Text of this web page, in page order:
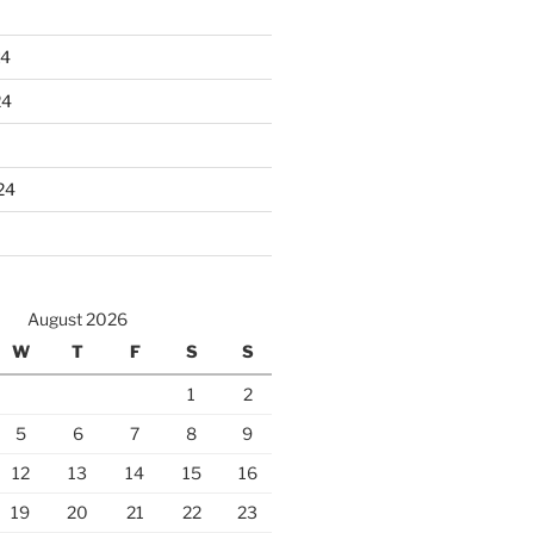
August 2026
W T F S S
1
2
5 6 7 8
9
12 13 14 15
16
19 20 21 22
23